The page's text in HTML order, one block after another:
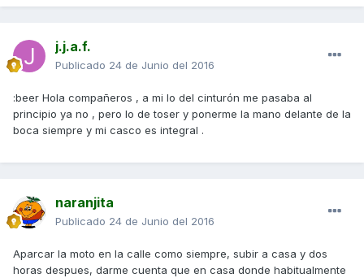
j.j.a.f.
Publicado 24 de Junio del 2016
:beer Hola compañeros , a mi lo del cinturón me pasaba al
principio ya no , pero lo de toser y ponerme la mano delante de la
boca siempre y mi casco es integral .
naranjita
Publicado 24 de Junio del 2016
Aparcar la moto en la calle como siempre, subir a casa y dos
horas despues, darme cuenta que en casa donde habitualmente